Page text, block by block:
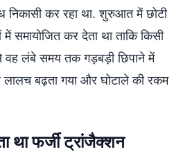
निकासी कर रहा था. शुरुआत में छोटी
समायोजित कर देता था ताकि किसी
वह लंबे समय तक गड़बड़ी छिपाने में
बढ़ता गया और घोटाले की रकम
था फर्जी ट्रांजैक्शन